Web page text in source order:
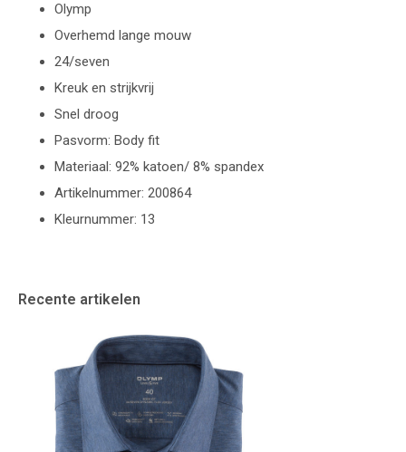
Olymp
Overhemd lange mouw
24/seven
Kreuk en strijkvrij
Snel droog
Pasvorm: Body fit
Materiaal: 92% katoen/ 8% spandex
Artikelnummer: 200864
Kleurnummer: 13
Recente artikelen